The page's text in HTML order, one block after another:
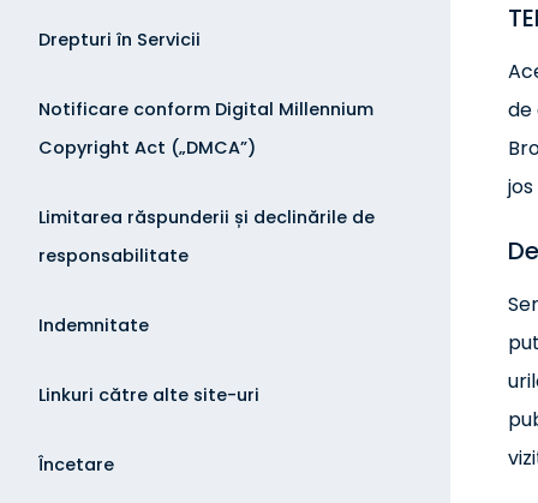
Drepturi în Servicii
Notificare conform Digital Millennium
Copyright Act („DMCA”)
Limitarea răspunderii și declinările de
responsabilitate
Indemnitate
Linkuri către alte site-uri
Încetare
de